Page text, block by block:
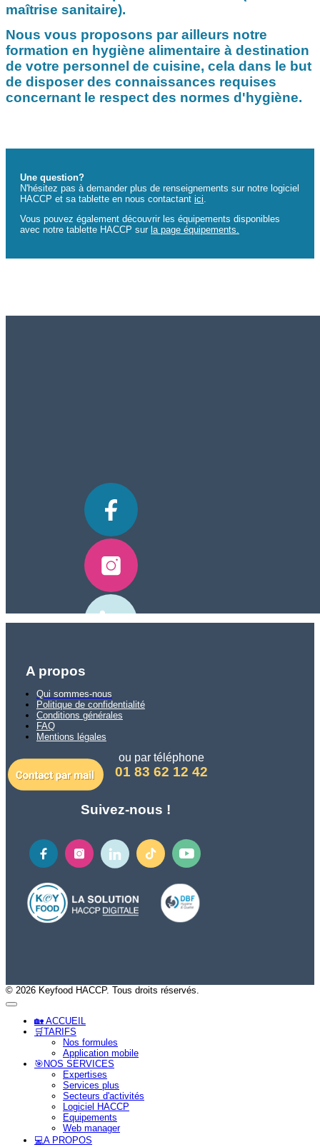
maîtrise sanitaire).
Nous vous proposons par ailleurs notre
formation en hygiène alimentaire à destination
de votre personnel de cuisine, cela dans le but
de disposer des connaissances requises
concernant le respect des normes d'hygiène.
Une question?
N'hésitez pas à demander plus de renseignements sur notre logiciel
HACCP et sa tablette en nous contactant ici.
Vous pouvez également découvrir les équipements disponibles
avec notre tablette HACCP sur la page équipements.
A propos
Qui sommes-nous
Politique de confidentialité
Conditions générales
FAQ
Mentions légales
ou par téléphone
01 83 62 12 42
Suivez-nous !
© 2026 Keyfood HACCP. Tous droits réservés.
🏡 ACCUEIL
🛒TARIFS
Nos formules
Application mobile
🎯NOS SERVICES
Expertises
Services plus
Secteurs d'activités
Logiciel HACCP
Equipements
Web manager
💻A PROPOS